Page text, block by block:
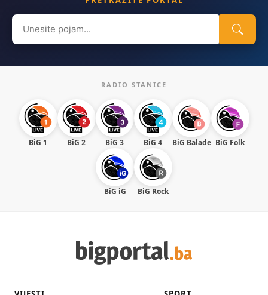
Search
for:
RADIO STANICE
BiG 1 BiG 2 BiG 3 BiG 4 BiG Balade BiG Folk
BiG iG BiG Rock